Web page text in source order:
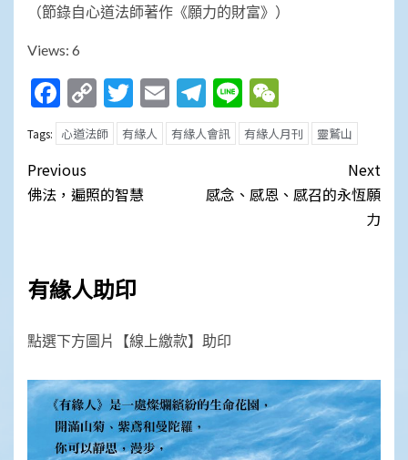
（節錄自心道法師著作《願力的財富》）
Views: 6
Facebook
Copy
Link
Twitter
EmailTelegram
Line
Tags: 心道法師 有緣人 有緣人會訊 有緣人月刊 靈鷲山
Post
navigation
Previous
佛法，遍照的智慧
Next
感念、感恩、感召的永恆願
力
有緣人助印
點選下方圖片【線上繳款】助印